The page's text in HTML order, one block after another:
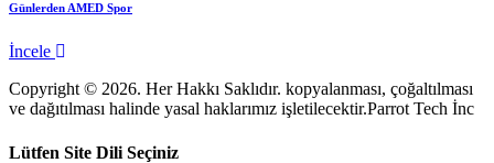
Günlerden AMED Spor
İncele
Copyright © 2026. Her Hakkı Saklıdır. kopyalanması, çoğaltılması
ve dağıtılması halinde yasal haklarımız işletilecektir.Parrot Tech İnc
Lütfen Site Dili Seçiniz